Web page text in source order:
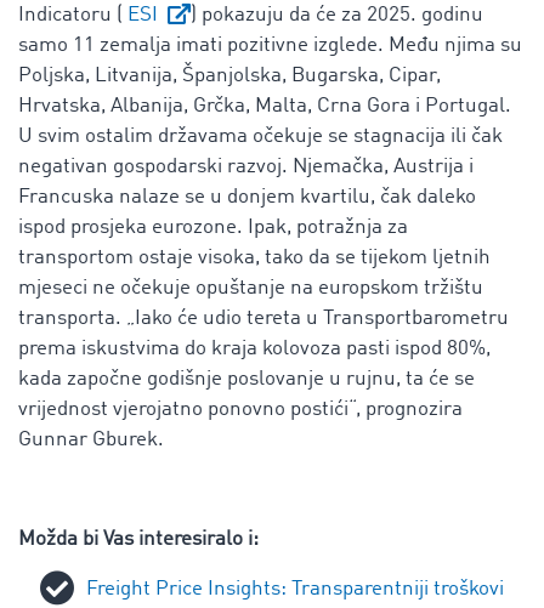
Indicatoru (
ESI
) pokazuju da će za 2025. godinu
samo 11 zemalja imati pozitivne izglede. Među njima su
Poljska, Litvanija, Španjolska, Bugarska, Cipar,
Hrvatska, Albanija, Grčka, Malta, Crna Gora i Portugal.
U svim ostalim državama očekuje se stagnacija ili čak
negativan gospodarski razvoj. Njemačka, Austrija i
Francuska nalaze se u donjem kvartilu, čak daleko
ispod prosjeka eurozone. Ipak, potražnja za
transportom ostaje visoka, tako da se tijekom ljetnih
mjeseci ne očekuje opuštanje na europskom tržištu
transporta. „Iako će udio tereta u Transportbarometru
prema iskustvima do kraja kolovoza pasti ispod 80%,
kada započne godišnje poslovanje u rujnu, ta će se
vrijednost vjerojatno ponovno postići“, prognozira
Gunnar Gburek.
Možda bi Vas interesiralo i:
Freight Price Insights: Transparentniji troškovi